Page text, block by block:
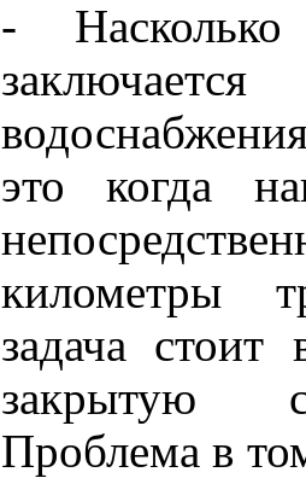
-
это когда
километры
задача
закрытую
Проблема в